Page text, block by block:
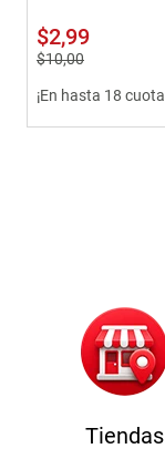
$2,99
$10,00
¡En hasta 18
Tiendas